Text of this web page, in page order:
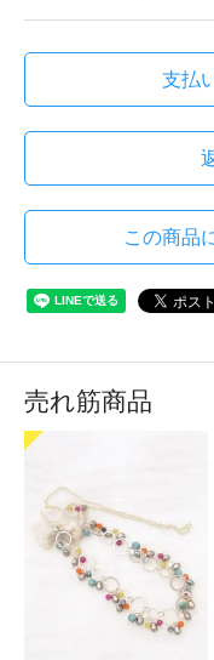
支払
この商品
売れ筋商品